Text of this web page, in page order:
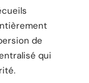
de
qui